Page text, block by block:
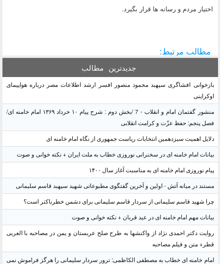
اختیار مردم و رسانه ها قرار بگیرد.
مطالب مرتبط:
جدیدترین مطالب
بازخوانی افشاگری سپهبد محمود منصور افسر ارشد اطلاعات مصر درباره هواپیمای
اوکراینی
منشور گفتمان امام و انقلاب - 7 /بخش دوم : شرح پیام ۱۰ خرداد ۱۳۶۹ امام خامنه ای/
فصل پنجم: حفظ عزّت و کرامت انقلابی
دلایل اهمیت سیزدهمین انتخابات ریاست جمهوری از نگاه امام خامنه ای
بیانات امام خامنه ای در سخنرانی نوروزی خطاب به ملت ایران + نکته خوانی و صوت
پیام نوروزی امام خامنه ای به مناسبت آغاز سال ۱۴۰۰
مستند در میانه آتش - اولین و آخرین گفتگوی مطبوعاتی شهید سپهبد قاسم سلیمانی
چرا شهید قاسم سلیمانی از سردار قاسم سلیمانی برای دشمن خطرناکتر است؟
بیانات مهم امام خامنه ای در عید قربان + نکته خوانی و صوت
روایت دکتر احمدی نژاد از واکنشها به طرح صلح عربستان و یمن در مصاحبه با العربی
قطر+ متن و فیلم مصاحبه
امام خامنه ای خطاب به مصطفی الکاظمی: ترور سردار سلیمانی را هرگز فراموش نمی